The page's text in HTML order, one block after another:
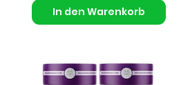
In den Warenkorb